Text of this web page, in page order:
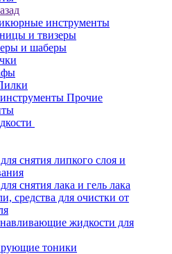
инструменты
и твизеры
и шаберы
Прочие
снятия липкого слоя и
снятия лака и гель лака
средства для очистки от
жидкости для
тоники